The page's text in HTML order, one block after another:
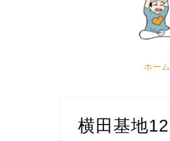
ホーム
横田基地12